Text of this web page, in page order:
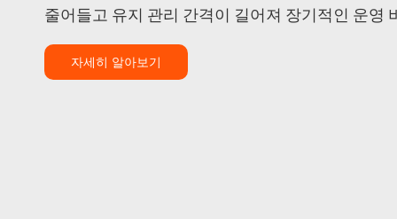
줄어들고 유지 관리 간격이 길어져 장기적인 운영
자세히 알아보기